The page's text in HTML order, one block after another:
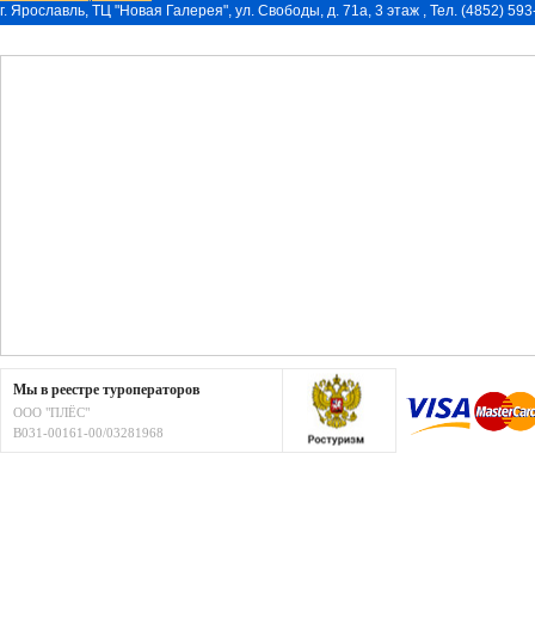
г. Ярославль, ТЦ "Новая Галерея", ул. Свободы, д. 71a, 3 этаж , Тел. (4852)
Мы в реестре туроператоров
ООО "ПЛЁС"
В031-00161-00/03281968